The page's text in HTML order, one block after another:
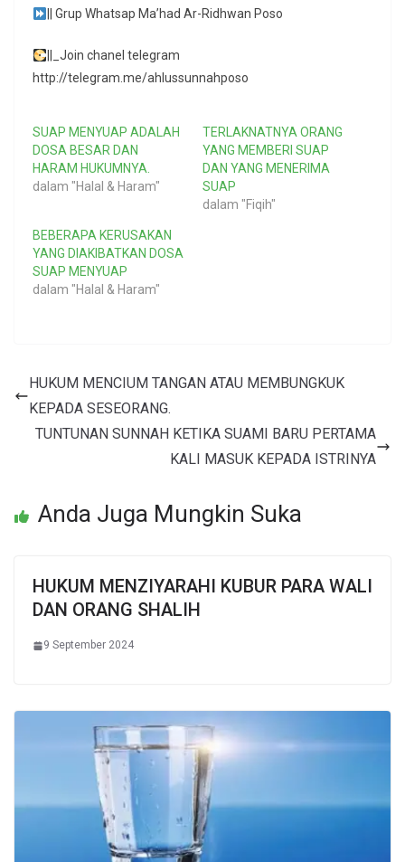
|| Grup Whatsap Ma’had Ar-Ridhwan Poso
||_Join chanel telegram
http://telegram.me/ahlussunnahposo
SUAP MENYUAP ADALAH
DOSA BESAR DAN
HARAM HUKUMNYA.
dalam "Halal & Haram"
TERLAKNATNYA ORANG
YANG MEMBERI SUAP
DAN YANG MENERIMA
SUAP
dalam "Fiqih"
BEBERAPA KERUSAKAN
YANG DIAKIBATKAN DOSA
SUAP MENYUAP
dalam "Halal & Haram"
HUKUM MENCIUM TANGAN ATAU MEMBUNGKUK
KEPADA SESEORANG.
TUNTUNAN SUNNAH KETIKA SUAMI BARU PERTAMA
KALI MASUK KEPADA ISTRINYA
Anda Juga Mungkin Suka
HUKUM MENZIYARAHI KUBUR PARA WALI
DAN ORANG SHALIH
9 September 2024